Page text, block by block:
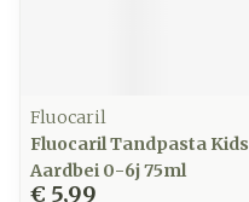
Fluocaril
Fluocaril Tandpasta Kids
Aardbei 0-6j 75ml
€ 5,99